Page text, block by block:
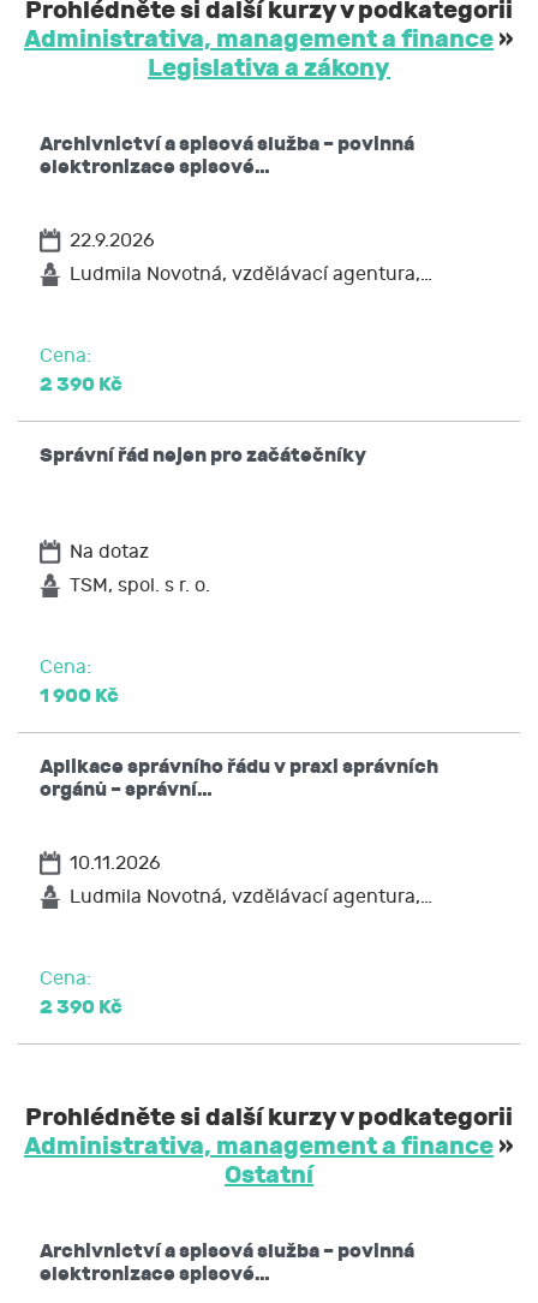
Prohlédněte si další kurzy v podkategorii
Administrativa, management a finance »
Legislativa a zákony
Archivnictví a spisová služba – povinná
elektronizace spisové…
22.9.2026
Ludmila Novotná, vzdělávací agentura,…
Cena:
2 390 Kč
Správní řád nejen pro začátečníky
Na dotaz
TSM, spol. s r. o.
Cena:
1 900 Kč
Aplikace správního řádu v praxi správních
orgánů – správní…
10.11.2026
Ludmila Novotná, vzdělávací agentura,…
Cena:
2 390 Kč
Prohlédněte si další kurzy v podkategorii
Administrativa, management a finance »
Ostatní
Archivnictví a spisová služba – povinná
elektronizace spisové…